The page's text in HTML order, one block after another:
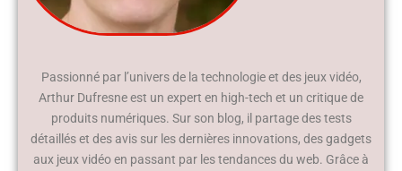
Passionné par l’univers de la technologie et des jeux vidéo,
Arthur Dufresne est un expert en high-tech et un critique de
produits numériques. Sur son blog, il partage des tests
détaillés et des avis sur les dernières innovations, des gadgets
aux jeux vidéo en passant par les tendances du web. Grâce à